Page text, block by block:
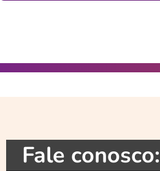
Fale conosco: